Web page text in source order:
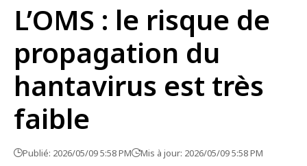
L’OMS : le risque de
propagation du
hantavirus est très
faible
Publié: 2026/05/09 5:58 PM Mis à jour: 2026/05/09 5:58 PM